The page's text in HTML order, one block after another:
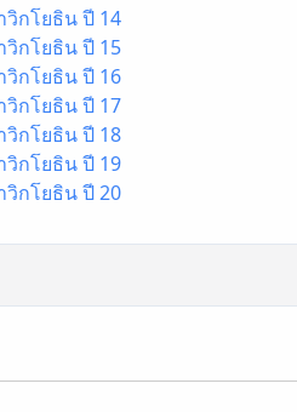
วิกโยธิน ปี 14
วิกโยธิน ปี 15
วิกโยธิน ปี 16
วิกโยธิน ปี 17
วิกโยธิน ปี 18
วิกโยธิน ปี 19
วิกโยธิน ปี 20